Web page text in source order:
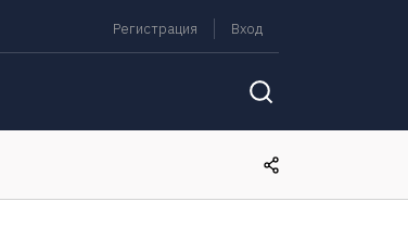
Регистрация Вход